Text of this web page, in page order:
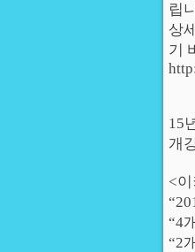
립
상
기
15
개
<
“4
“2